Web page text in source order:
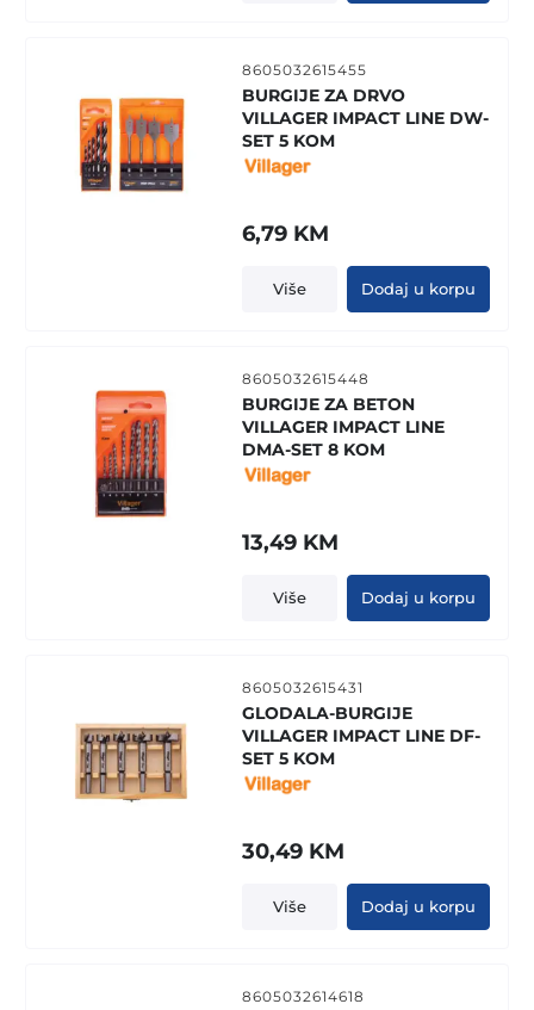
8605032615455
BURGIJE ZA DRVO
VILLAGER IMPACT LINE DW-
SET 5 KOM
6,79 KM
Više Dodaj u korpu
8605032615448
BURGIJE ZA BETON
VILLAGER IMPACT LINE
DMA-SET 8 KOM
13,49 KM
Više Dodaj u korpu
8605032615431
GLODALA-BURGIJE
VILLAGER IMPACT LINE DF-
SET 5 KOM
30,49 KM
Više Dodaj u korpu
8605032614618